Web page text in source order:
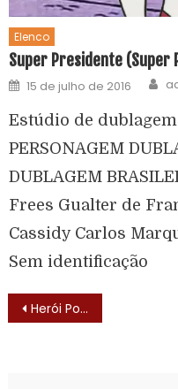
Elenco
Super Presidente (Super
15 de julho de 2016
Estúdio de
PERSONAGEM
DUBLAGEM
Frees Gualter de
Cassidy Carlos
Sem identificação
Herói Por Acaso (My Secret Identidy – 1988) – Letra do Tema de Abertura